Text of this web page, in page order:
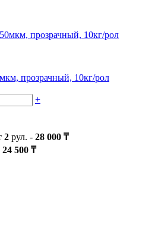
прозрачный, 10кг/рол
+
2 рул. - 28 000 ₸
24 500 ₸